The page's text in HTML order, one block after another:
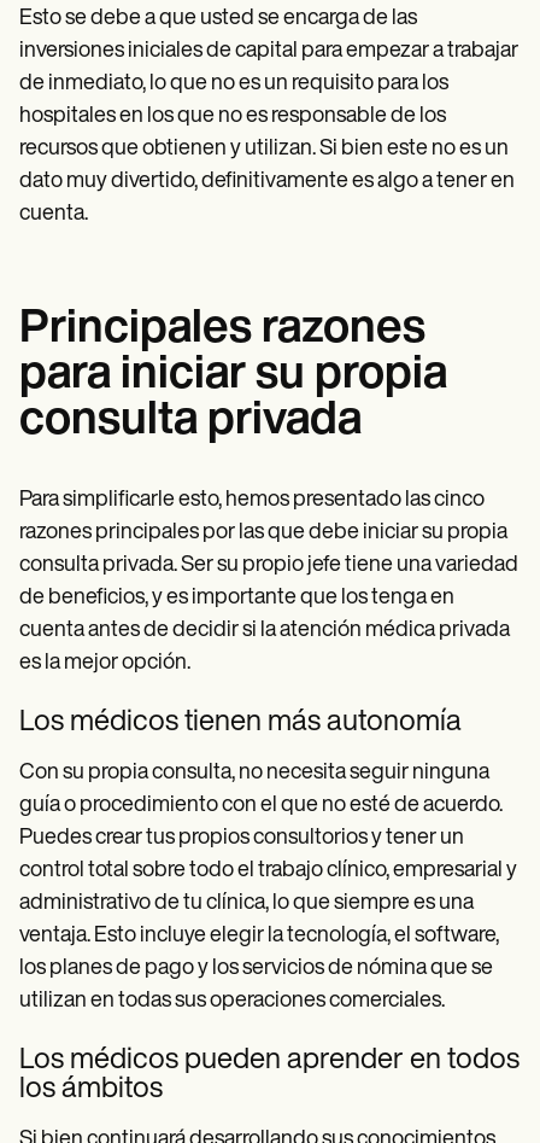
Esto se debe a que usted se encarga de las
inversiones iniciales de capital para empezar a trabajar
de inmediato, lo que no es un requisito para los
hospitales en los que no es responsable de los
recursos que obtienen y utilizan. Si bien este no es un
dato muy divertido, definitivamente es algo a tener en
cuenta.
Principales razones
para iniciar su propia
consulta privada
Para simplificarle esto, hemos presentado las cinco
razones principales por las que debe iniciar su propia
consulta privada. Ser su propio jefe tiene una variedad
de beneficios, y es importante que los tenga en
cuenta antes de decidir si la atención médica privada
es la mejor opción.
Los médicos tienen más autonomía
Con su propia consulta, no necesita seguir ninguna
guía o procedimiento con el que no esté de acuerdo.
Puedes crear tus propios consultorios y tener un
control total sobre todo el trabajo clínico, empresarial y
administrativo de tu clínica, lo que siempre es una
ventaja. Esto incluye elegir la tecnología, el software,
los planes de pago y los servicios de nómina que se
utilizan en todas sus operaciones comerciales.
Los médicos pueden aprender en todos
los ámbitos